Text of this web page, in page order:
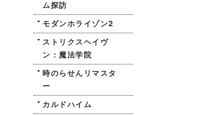
ム探訪
モダンホライゾン2
ストリクスヘイヴ
ン：魔法学院
時のらせんリマスタ
ー
カルドハイム